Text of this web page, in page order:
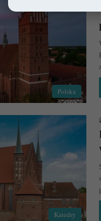
Polska
Katedry